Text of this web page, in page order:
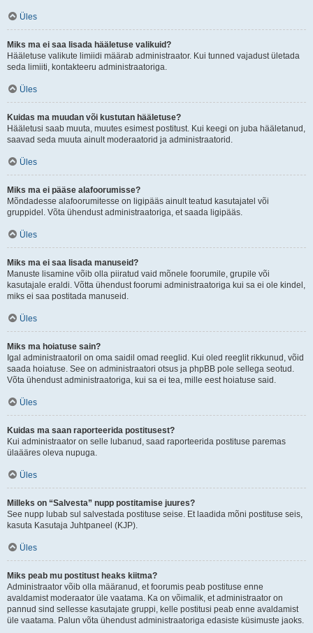
Üles
Miks ma ei saa lisada hääletuse valikuid?
Hääletuse valikute limiidi määrab administraator. Kui tunned vajadust ületada
seda limiiti, kontakteeru administraatoriga.
Üles
Kuidas ma muudan või kustutan hääletuse?
Hääletusi saab muuta, muutes esimest postitust. Kui keegi on juba hääletanud,
saavad seda muuta ainult moderaatorid ja administraatorid.
Üles
Miks ma ei pääse alafoorumisse?
Mõndadesse alafoorumitesse on ligipääs ainult teatud kasutajatel või
gruppidel. Võta ühendust administraatoriga, et saada ligipääs.
Üles
Miks ma ei saa lisada manuseid?
Manuste lisamine võib olla piiratud vaid mõnele foorumile, grupile või
kasutajale eraldi. Võtta ühendust foorumi administraatoriga kui sa ei ole kindel,
miks ei saa postitada manuseid.
Üles
Miks ma hoiatuse sain?
Igal administraatoril on oma saidil omad reeglid. Kui oled reeglit rikkunud, võid
saada hoiatuse. See on administraatori otsus ja phpBB pole sellega seotud.
Võta ühendust administraatoriga, kui sa ei tea, mille eest hoiatuse said.
Üles
Kuidas ma saan raporteerida postitusest?
Kui administraator on selle lubanud, saad raporteerida postituse paremas
ülaääres oleva nupuga.
Üles
Milleks on “Salvesta” nupp postitamise juures?
See nupp lubab sul salvestada postituse seise. Et laadida mõni postituse seis,
kasuta Kasutaja Juhtpaneel (KJP).
Üles
Miks peab mu postitust heaks kiitma?
Administraator võib olla määranud, et foorumis peab postituse enne
avaldamist moderaator üle vaatama. Ka on võimalik, et administraator on
pannud sind sellesse kasutajate gruppi, kelle postitusi peab enne avaldamist
üle vaatama. Palun võta ühendust administraatoriga edasiste küsimuste jaoks.